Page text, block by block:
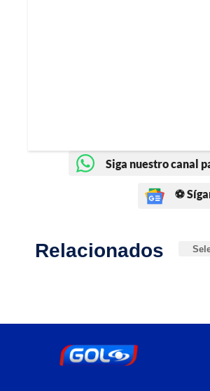
Siga nuestro canal
⚽
Relacionados